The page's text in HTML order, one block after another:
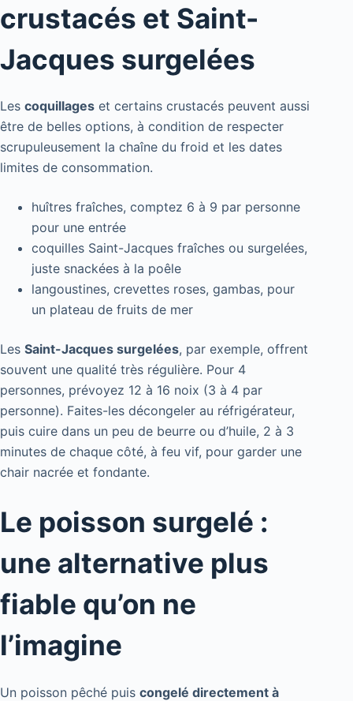
crustacés et Saint-
Jacques surgelées
Les coquillages et certains crustacés peuvent aussi
être de belles options, à condition de respecter
scrupuleusement la chaîne du froid et les dates
limites de consommation.
huîtres fraîches, comptez 6 à 9 par personne
pour une entrée
coquilles Saint-Jacques fraîches ou surgelées,
juste snackées à la poêle
langoustines, crevettes roses, gambas, pour
un plateau de fruits de mer
Les Saint-Jacques surgelées, par exemple, offrent
souvent une qualité très régulière. Pour 4
personnes, prévoyez 12 à 16 noix (3 à 4 par
personne). Faites-les décongeler au réfrigérateur,
puis cuire dans un peu de beurre ou d’huile, 2 à 3
minutes de chaque côté, à feu vif, pour garder une
chair nacrée et fondante.
Le poisson surgelé :
une alternative plus
fiable qu’on ne
l’imagine
Un poisson pêché puis congelé directement à